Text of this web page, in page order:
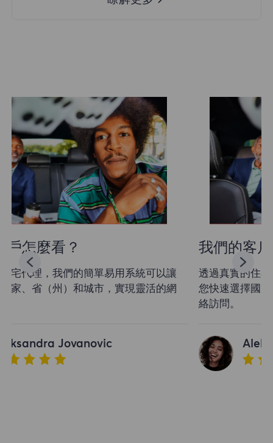
我們的客戶怎麼看？
透過真實的住宅代理，我們的簡單易用系統可以讓
您快速選擇國家、省（州）和城市，實現靈活的網
Aleksandra Jovanovic